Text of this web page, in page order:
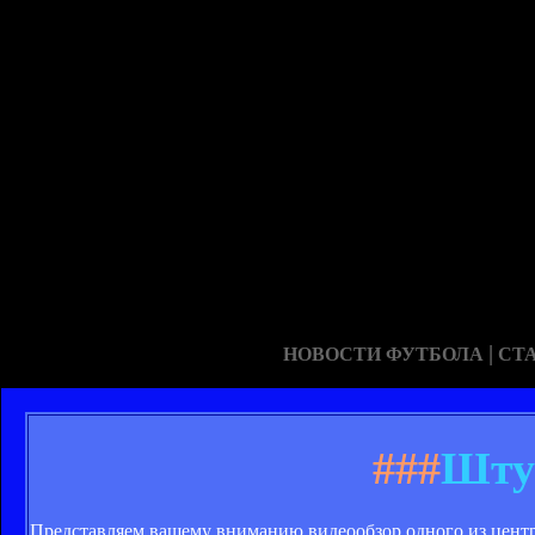
НОВОСТИ ФУТБОЛА |
###
Представляем вашему вниманию видеообзор одного из